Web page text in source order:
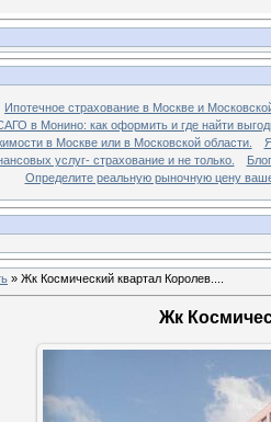
Ипотечное страхование в Москве и
в Монино: как оформить и где найти
в Москве или в Московской области.
услуг- страхование и не только.
Блог
Определите реальную рыночную цену
» Жк Космический квартал Королев....
Жк